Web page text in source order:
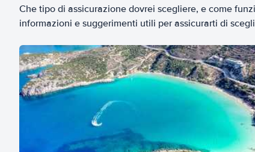
Che tipo di assicurazione dovrei scegliere, e come
informazioni e suggerimenti utili per assicurarti di